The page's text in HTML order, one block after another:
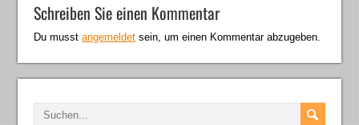
Schreiben Sie einen Kommentar
Du musstangemeldet sein, um einen Kommentar abzugeben.